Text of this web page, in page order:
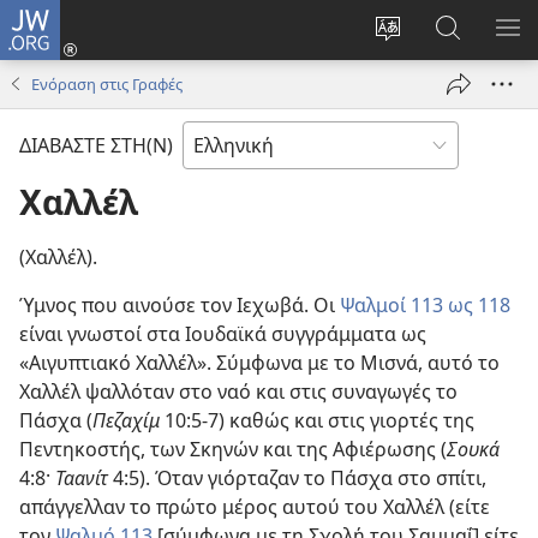
JW.ORG
Αλλαγή
γλώσσας
ιστότοπου
Σύνδεση
(ανοίγει
παράθυρο)
στο
JW.ORG
Ενόραση στις Γραφές
ΔΙΑΒΑΣΤΕ ΣΤΗ(Ν)
Χαλλέλ
(Χαλλέλ).
Ύμνος που αινούσε τον Ιεχωβά. Οι Ψαλμοί 113 ως 118
είναι γνωστοί στα Ιουδαϊκά συγγράμματα ως
«Αιγυπτιακό Χαλλέλ». Σύμφωνα με το Μισνά, αυτό το
Χαλλέλ ψαλλόταν στο ναό και στις συναγωγές το
Πάσχα (Πεζαχίμ 10:5-7) καθώς και στις γιορτές της
Πεντηκοστής, των Σκηνών και της Αφιέρωσης (Σουκά
4:8· Ταανίτ4:5). Όταν γιόρταζαν το Πάσχα στο σπίτι,
απάγγελλαν το πρώτο μέρος αυτού του Χαλλέλ (είτε